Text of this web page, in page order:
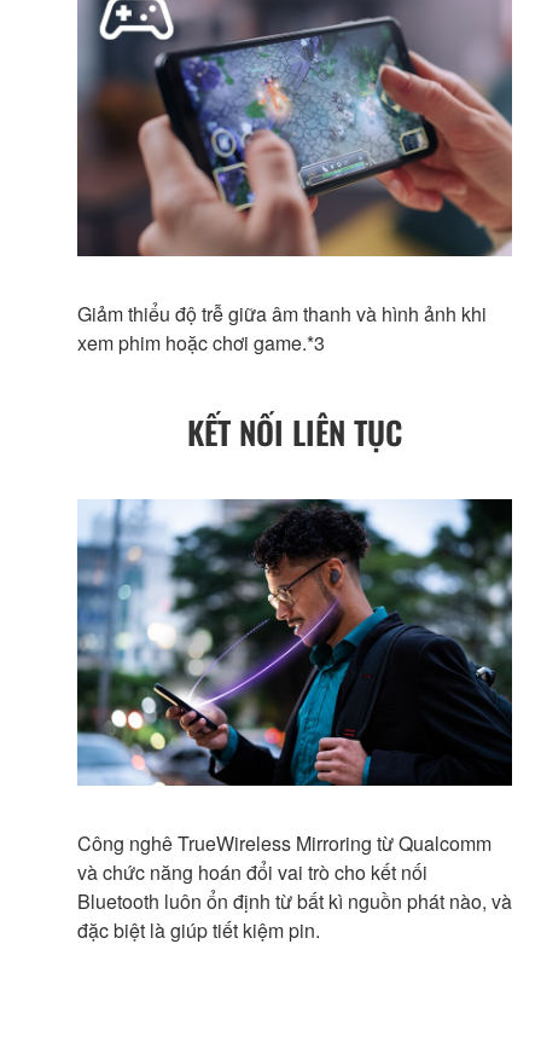
Giảm thiểu độ trễ giữa âm thanh và hình ảnh khi
xem phim hoặc chơi game.*3
KẾT NỐI LIÊN TỤC
Công nghê TrueWireless Mirroring từ Qualcomm
và chức năng hoán đổi vai trò cho kết nối
Bluetooth luôn ổn định từ bất kì nguồn phát nào, và
đặc biệt là giúp tiết kiệm pin.